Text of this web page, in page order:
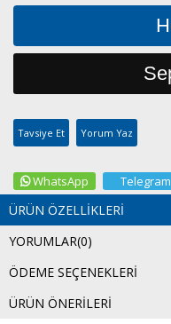
Tavsiye Et Yorum Yaz
WhatsApp Telegram
ÜRÜN ÖZELLIKLERI
YORUMLAR(0)
ÖDEME SEÇENEKLERI
ÜRÜN ÖNERILERI